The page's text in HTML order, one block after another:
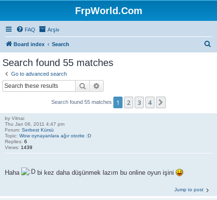
FrpWorld.Com
FAQ Arşiv
Board index Search
Search found 55 matches
Go to advanced search
Search
Search found 55 matches 1 2 3 4
by Vitnai
Thu Jan 06, 2011 4:47 pm
Forum: Serbest Kürsü
Topic: Wow oynayanlara ağır otorite :D
Replies: 6
Views: 1439
Haha bi kez daha düşünmek lazım bu online oyun işini
Jump to post